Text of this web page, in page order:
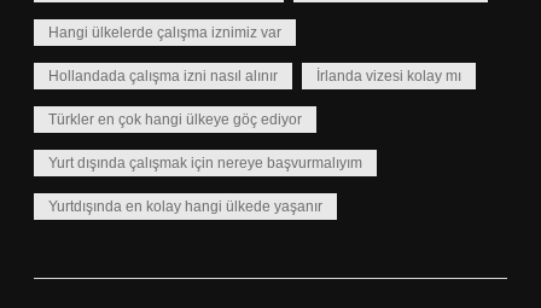
Hangi ülkelerde çalışma iznimiz var
Hollandada çalışma izni nasıl alınır İrlanda vizesi kolay mı
Türkler en çok hangi ülkeye göç ediyor
Yurt dışında çalışmak için nereye başvurmalıyım
Yurtdışında en kolay hangi ülkede yaşanır